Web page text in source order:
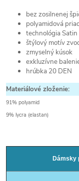
bez zosilnenej
polyamidová
technológia
štýlový motív
zmyselný kúsok
exkluzívne
hrúbka 20 DEN
Materiálové zloženie:
91% polyamid
9% lycra (elastan)
Dámsky